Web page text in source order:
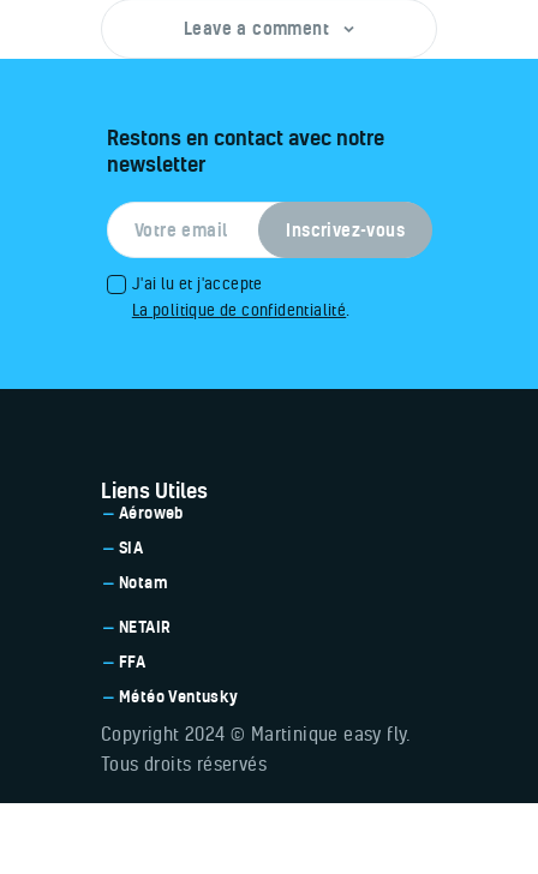
Leave a comment
Restons en contact avec notre
newsletter
J'ai lu et j'accepte
La politique de confidentialité
Liens Utiles
Aéroweb
SIA
Notam
NETAIR
FFA
Météo Ventusky
Copyright 2024 © Martinique easy fly.
Tous droits réservés